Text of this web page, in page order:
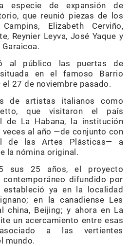
especie de expansión de
que reunió piezas de los
Elizabeth Cerviño,
Reynier Leyva, José Yaque y
al público las puertas de
en el famoso Barrio
el 27 de noviembre pasado.
de artistas italianos como
que visitaron el país
de La Habana, la institución
al año —de conjunto con
de las Artes Plásticas— a
la nómina original.
sus 25 años, el proyecto
difundido por
estableció ya en la localidad
en la canadiense Les
china, Beijing; y ahora en La
un acercamiento entre esas
a las vertientes
mundo.